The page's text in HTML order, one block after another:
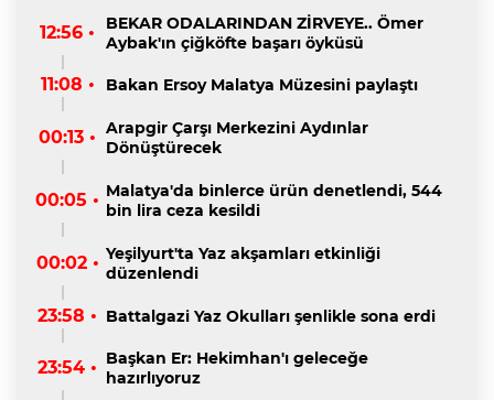
12:56 •
BEKAR ODALARINDAN ZİRVEYE.. Ömer
Aybak'ın çiğköfte başarı öyküsü
11:08 • Bakan Ersoy Malatya Müzesini paylaştı
00:13 • Arapgir Çarşı Merkezini Aydınlar
Dönüştürecek
00:05 • Malatya'da binlerce ürün denetlendi, 544
bin lira ceza kesildi
00:02 • Yeşilyurt'ta Yaz akşamları etkinliği
düzenlendi
23:58 • Battalgazi Yaz Okulları şenlikle sona erdi
23:54 • Başkan Er: Hekimhan'ı geleceğe
hazırlıyoruz